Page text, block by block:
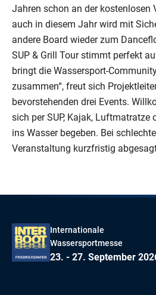
Jahren schon an der kostenlosen
auch in diesem Jahr wird mit
andere Board wieder zum
SUP & Grill Tour stimmt perfekt
bringt die Wassersport-
zusammen“, freut sich
bevorstehenden drei Events.
sich per SUP, Kajak, Luftmatratze
ins Wasser begeben. Bei
Veranstaltung kurzfristig
Internationale
Wassersportmesse
23. - 27. September